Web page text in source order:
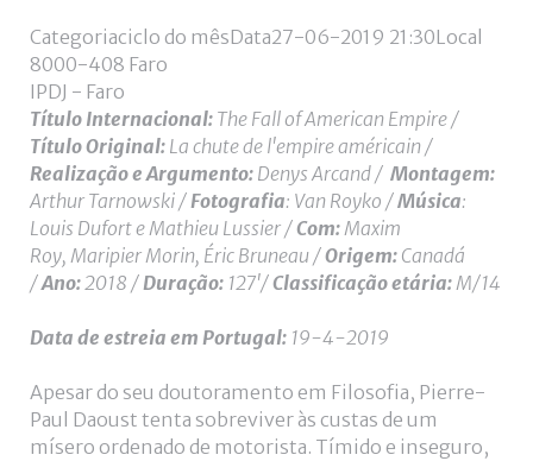
Categoriaciclo do mêsData27-06-2019 21:30Local
8000-408 Faro
IPDJ - Faro
Título Internacional: The Fall of American Empire /
Título Original: La chute de l'empire américain/
Realização e Argumento: Denys Arcand/ Montagem:
Arthur Tarnowski /Fotografia: Van Royko /Música:
Louis Dufort e Mathieu Lussier /Com:Maxim
Roy, Maripier Morin, Éric Bruneau/Origem: Canadá
/Ano:2018 /Duração: 127'/Classificação etária:M/14
Data de estreia em Portugal: 19-4-2019
Apesar do seu doutoramento em Filosofia, Pierre-
Paul Daoust tenta sobreviver às custas de um
mísero ordenado de motorista. Tímido e inseguro,
Esqueceu-
senha?
Login